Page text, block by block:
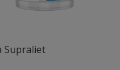
Supraliet